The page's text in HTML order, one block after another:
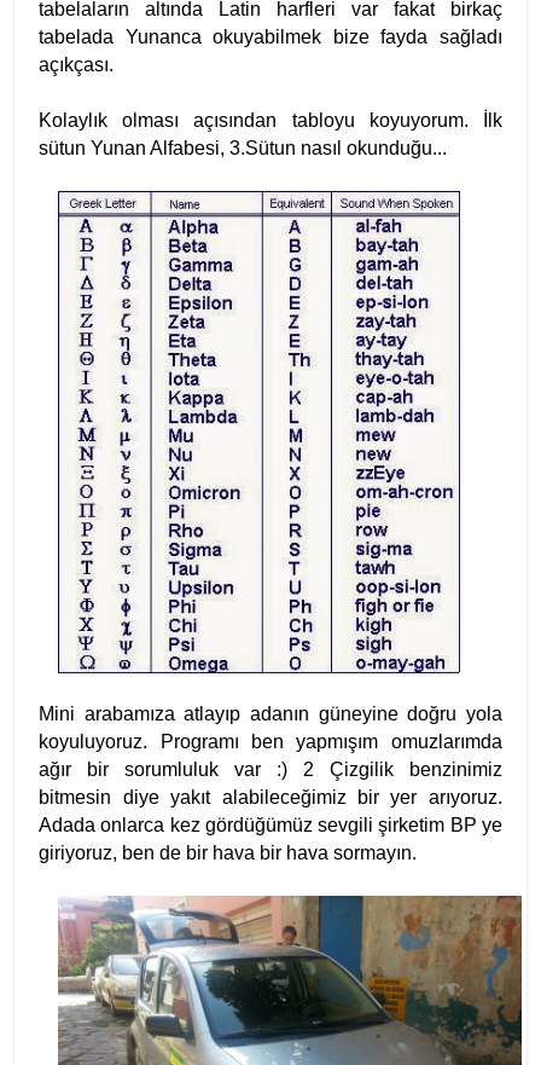
tabelaların altında Latin harfleri var fakat birkaç
tabelada Yunanca okuyabilmek bize fayda sağladı
açıkçası.
Kolaylık olması açısından tabloyu koyuyorum. İlk
sütun Yunan Alfabesi, 3.Sütun nasıl okunduğu...
Mini arabamıza atlayıp adanın güneyine doğru yola
koyuluyoruz. Programı ben yapmışım omuzlarımda
ağır bir sorumluluk var :) 2 Çizgilik benzinimiz
bitmesin diye yakıt alabileceğimiz bir yer arıyoruz.
Adada onlarca kez gördüğümüz sevgili şirketim BP ye
giriyoruz, ben de bir hava bir hava sormayın.